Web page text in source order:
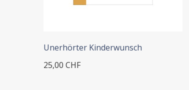
Unerhörter Kinderwunsch
25,00 CHF